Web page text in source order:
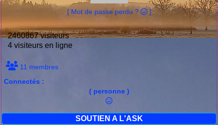
[ Mot de passe perdu ? ]
2460867 visiteurs
4 visiteurs en ligne
11 membres
Connectés :
( personne )
SOUTIEN A L'ASK